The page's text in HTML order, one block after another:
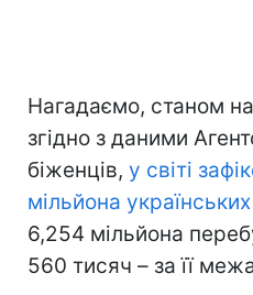
Нагадаємо, станом
згідно з даними
біженців, у світі
мільйона
6,254 мільйона
560 тисяч – за її